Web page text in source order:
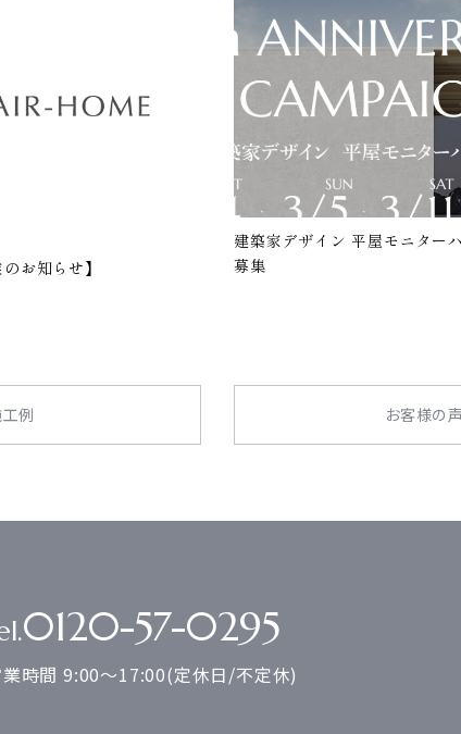
お知らせ】
建築家デザイン 平屋モニター
募集
例 お客様の声
0120-57-0295
業時間 9:00～17:00(定休日/不定休)